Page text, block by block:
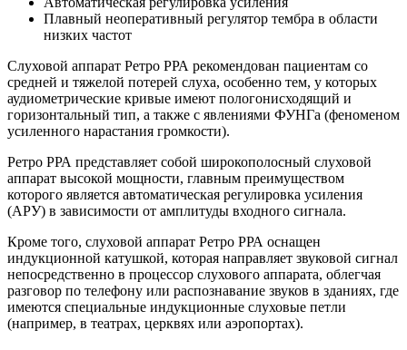
Плавный неоперативный регулятор тембра в области
низких частот
Слуховой аппарат Ретро РРА рекомендован пациентам со
средней и тяжелой потерей слуха, особенно тем, у которых
аудиометрические кривые имеют пологонисходящий и
горизонтальный тип, а также с явлениями ФУНГа (феноменом
усиленного нарастания громкости).
Ретро РРА представляет собой широкополосный слуховой
аппарат высокой мощности, главным преимуществом
которого является автоматическая регулировка усиления
(АРУ) в зависимости от амплитуды входного сигнала.
Кроме того, слуховой аппарат Ретро РРА оснащен
индукционной катушкой, которая направляет звуковой сигнал
непосредственно в процессор слухового аппарата, облегчая
разговор по телефону или распознавание звуков в зданиях, где
имеются специальные индукционные слуховые петли
(например, в театрах, церквях или аэропортах).